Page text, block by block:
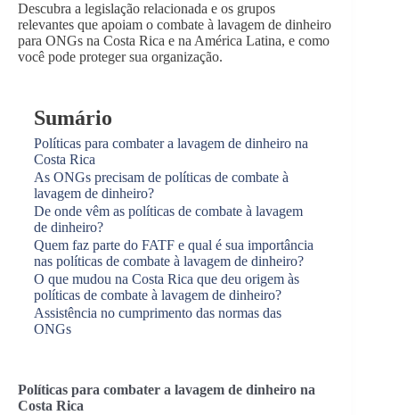
Descubra a legislação relacionada e os grupos
relevantes que apoiam o combate à lavagem de dinheiro
para ONGs na Costa Rica e na América Latina, e como
você pode proteger sua organização.
Sumário
Políticas para combater a lavagem de dinheiro na
Costa Rica
As ONGs precisam de políticas de combate à
lavagem de dinheiro?
De onde vêm as políticas de combate à lavagem
de dinheiro?
Quem faz parte do FATF e qual é sua importância
nas políticas de combate à lavagem de dinheiro?
O que mudou na Costa Rica que deu origem às
políticas de combate à lavagem de dinheiro?
Assistência no cumprimento das normas das
ONGs
Políticas para combater a lavagem de dinheiro na
Costa Rica